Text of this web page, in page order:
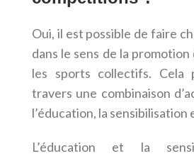
Oui, il est possible de faire
dans le sens de la
les sports collectifs.
travers une combinaison
l’éducation, la sensibilisation
L’éducation et la